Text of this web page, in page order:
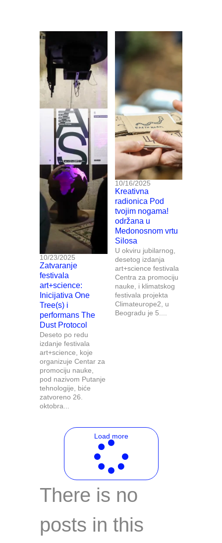
10/23/2025
Zatvaranje
festivala
art+science:
Inicijativa One
Tree(s) i
performans The
Dust Protocol
Deseto po redu
izdanje festivala
art+science, koje
organizuje Centar za
promociju nauke,
pod nazivom Putanje
tehnologije, biće
zatvoreno 26.
oktobra...
10/16/2025
Kreativna
radionica Pod
tvojim nogama!
održana u
Medonosnom vrtu
Silosa
U okviru jubilarnog,
desetog izdanja
art+science festivala
Centra za promociju
nauke, i klimatskog
festivala projekta
Climateurope2, u
Beogradu je 5....
Load more
There is no
posts in this